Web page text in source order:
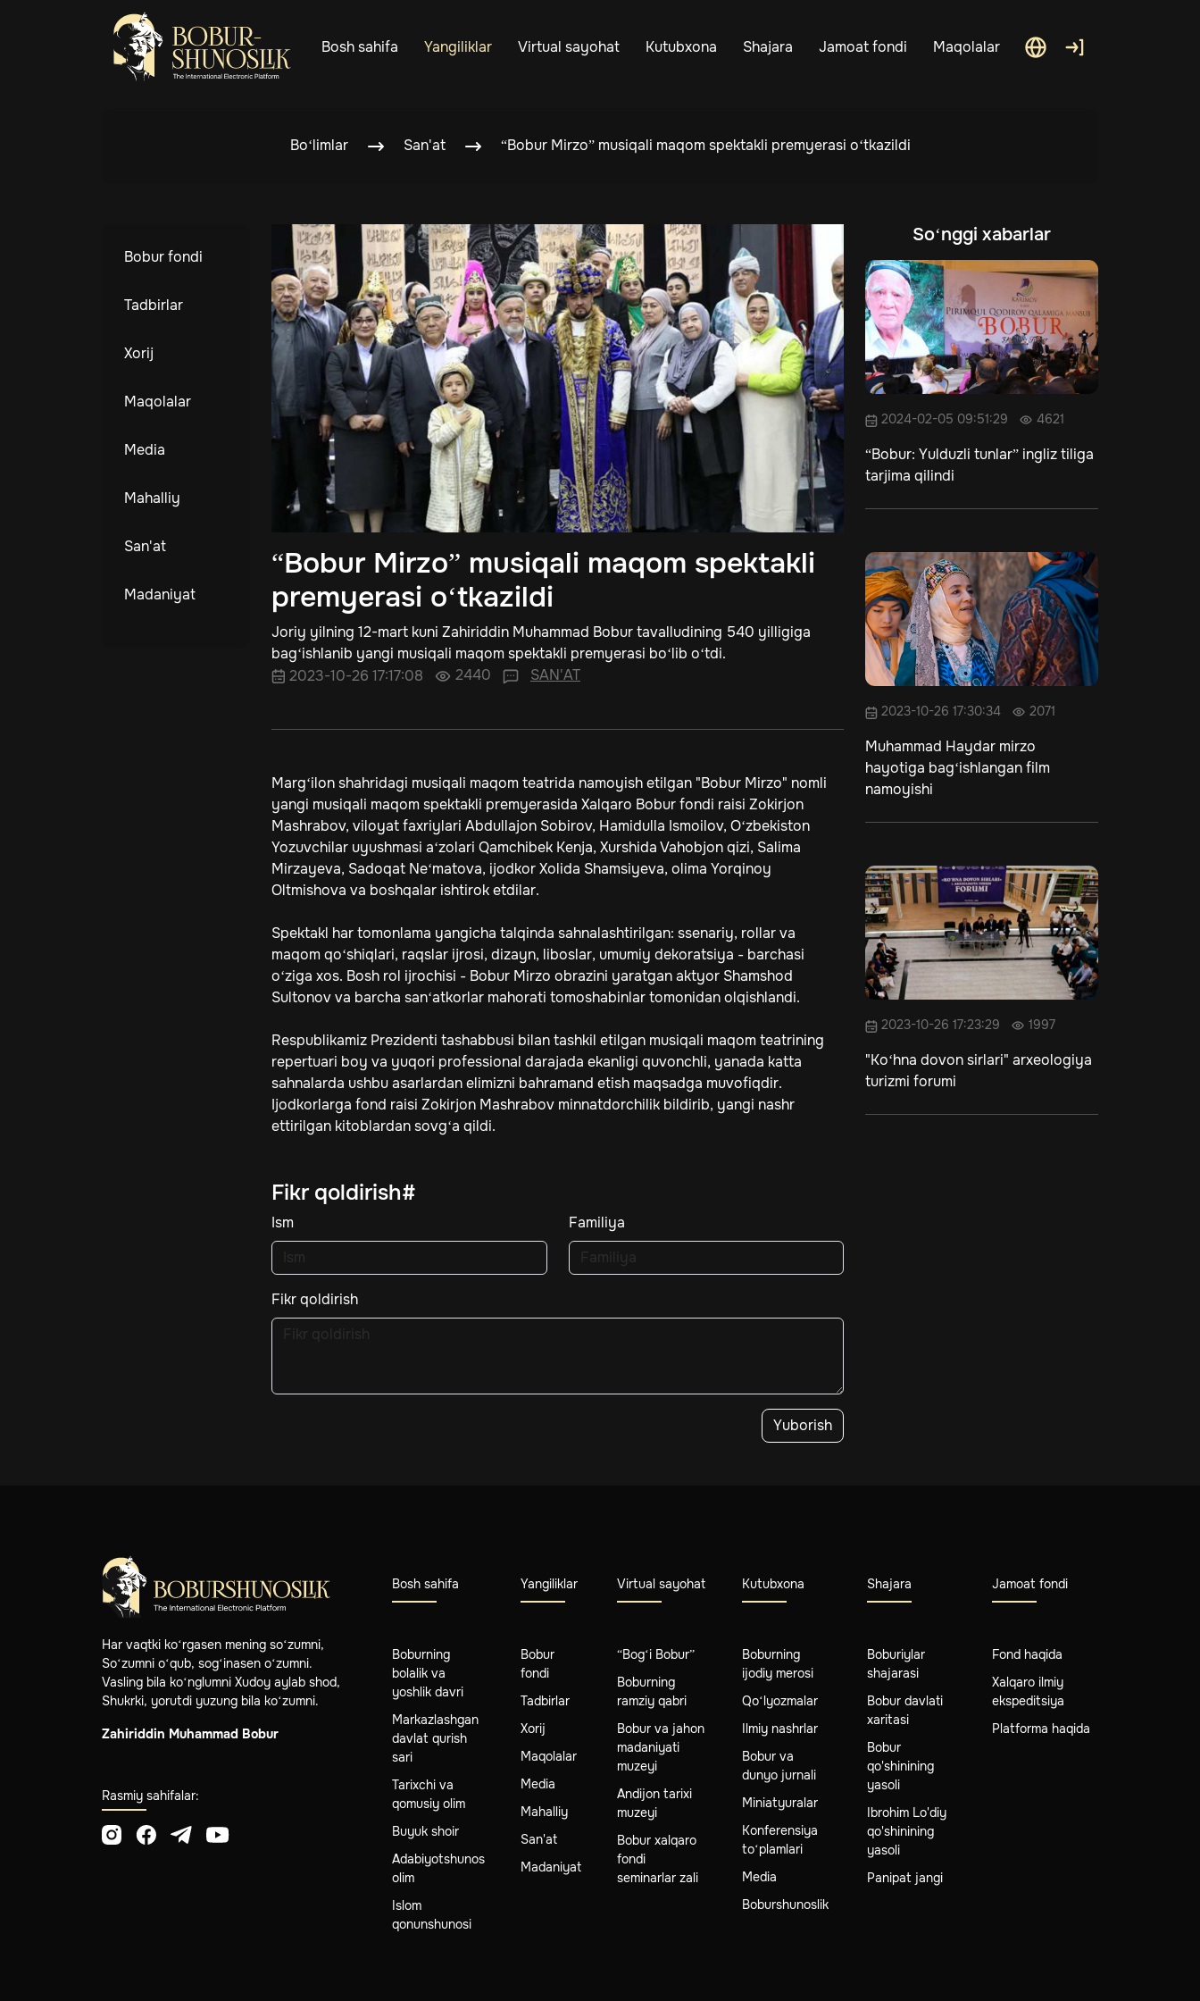
Bosh sahifa Yangiliklar Virtual sayohat Kutubxona Shajara Jamoat fondi Maqolalar
Bo‘limlar San'at “Bobur Mirzo” musiqali maqom spektakli premyerasi o‘tkazildi
Bobur fondi
Tadbirlar
Xorij
Maqolalar
Media
Mahalliy
San'at
Madaniyat
“Bobur Mirzo” musiqali maqom spektakli
premyerasi o‘tkazildi
Joriy yilning 12-mart kuni Zahiriddin Muhammad Bobur tavalludining 540 yilligiga
bagʻishlanib yangi musiqali maqom spektakli premyerasi bo‘lib o‘tdi.
2023-10-26 17:17:08
2440 SAN'AT
Margʻilon shahridagi musiqali maqom teatrida namoyish etilgan "Bobur Mirzo" nomli
yangi musiqali maqom spektakli premyerasida Xalqaro Bobur fondi raisi Zokirjon
Mashrabov, viloyat faxriylari Abdullajon Sobirov, Hamidulla Ismoilov, O‘zbekiston
Yozuvchilar uyushmasi a‘zolari Qamchibek Kenja, Xurshida Vahobjon qizi, Salima
Mirzayeva, Sadoqat Ne‘matova, ijodkor Xolida Shamsiyeva, olima Yorqinoy
Oltmishova va boshqalar ishtirok etdilar.
Spektakl har tomonlama yangicha talqinda sahnalashtirilgan: ssenariy, rollar va
maqom qo‘shiqlari, raqslar ijrosi, dizayn, liboslar, umumiy dekoratsiya - barchasi
o‘ziga xos. Bosh rol ijrochisi - Bobur Mirzo obrazini yaratgan aktyor Shamshod
Sultonov va barcha san‘atkorlar mahorati tomoshabinlar tomonidan olqishlandi.
Respublikamiz Prezidenti tashabbusi bilan tashkil etilgan musiqali maqom teatrining
repertuari boy va yuqori professional darajada ekanligi quvonchli, yanada katta
sahnalarda ushbu asarlardan elimizni bahramand etish maqsadga muvofiqdir.
Ijodkorlarga fond raisi Zokirjon Mashrabov minnatdorchilik bildirib, yangi nashr
ettirilgan kitoblardan sovg‘a qildi.
Fikr qoldirish#
Ism Familiya
Fikr qoldirish
Yuborish
So‘nggi xabarlar
2024-02-05 09:51:29 4621
“Bobur: Yulduzli tunlar” ingliz tiliga
tarjima qilindi
2023-10-26 17:30:34 2071
Muhammad Haydar mirzo
hayotiga bag‘ishlangan film
namoyishi
2023-10-26 17:23:29 1997
"Ko‘hna dovon sirlari" arxeologiya
turizmi forumi
Har vaqtki ko‘rgasen mening so‘zumni,
So‘zumni o‘qub, sog‘inasen o‘zumni.
Vasling bila ko‘nglumni Xudoy aylab shod,
Shukrki, yorutdi yuzung bila ko‘zumni.
Zahiriddin Muhammad Bobur
Rasmiy sahifalar:
Bosh sahifa
Boburning
bolalik va
yoshlik davri
Markazlashgan
davlat qurish
sari
Tarixchi va
qomusiy olim
Buyuk shoir
Adabiyotshunos
olim
Islom
qonunshunosi
Yangiliklar
Bobur
fondi
Tadbirlar
Xorij
Maqolalar
Media
Mahalliy
San'at
Madaniyat
Virtual sayohat
“Bog‘i Bobur”
Boburning
ramziy qabri
Bobur va jahon
madaniyati
muzeyi
Andijon tarixi
muzeyi
Bobur xalqaro
fondi
seminarlar zali
Kutubxona
Boburning
ijodiy merosi
Qo‘lyozmalar
Ilmiy nashrlar
Bobur va
dunyo jurnali
Miniatyuralar
Konferensiya
to‘plamlari
Media
Boburshunoslik
Shajara
Boburiylar
shajarasi
Bobur davlati
xaritasi
Bobur
qo'shinining
yasoli
Ibrohim Lo'diy
qo'shinining
yasoli
Panipat jangi
Jamoat fondi
Fond haqida
Xalqaro ilmiy
ekspeditsiya
Platforma haqida